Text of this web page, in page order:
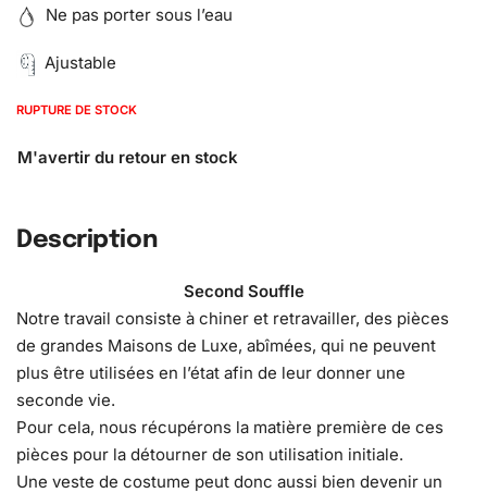
Ne pas porter sous l’eau
Ajustable
RUPTURE DE STOCK
Description
Second Souffle
Notre travail consiste à chiner et retravailler, des pièces
de grandes Maisons de Luxe, abîmées, qui ne peuvent
plus être utilisées en l’état afin de leur donner une
seconde vie.
Pour cela, nous récupérons la matière première de ces
pièces pour la détourner de son utilisation initiale.
Une veste de costume peut donc aussi bien devenir un